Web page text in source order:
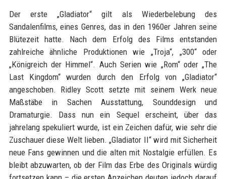
Der erste „Gladiator“ gilt als Wiederbelebung des
Sandalenfilms, eines Genres, das in den 1960er Jahren seine
Blütezeit hatte. Nach dem Erfolg des Films entstanden
zahlreiche ähnliche Produktionen wie „Troja“, „300“ oder
„Königreich der Himmel“. Auch Serien wie „Rom“ oder „The
Last Kingdom“ wurden durch den Erfolg von „Gladiator“
angeschoben. Ridley Scott setzte mit seinem Werk neue
Maßstäbe in Sachen Ausstattung, Sounddesign und
Dramaturgie. Dass nun ein Sequel erscheint, über das
jahrelang spekuliert wurde, ist ein Zeichen dafür, wie sehr die
Zuschauer diese Welt lieben. „Gladiator II“ wird mit Sicherheit
neue Fans gewinnen und die alten mit Nostalgie erfüllen. Es
bleibt abzuwarten, ob der Film das Erbe des Originals würdig